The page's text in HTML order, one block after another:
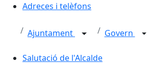
Adreces i telèfons
Ajuntament Govern
Salutació de l'Alcalde